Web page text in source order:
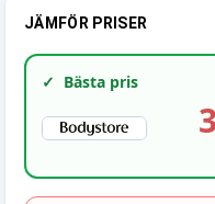
JÄMFÖR PRISER
✓ Bästa pris